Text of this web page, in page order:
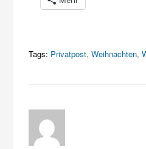
Tags: Privatpost,Weihnachten,